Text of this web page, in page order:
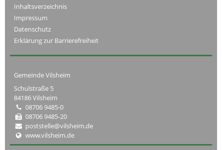
Inhaltsverzeichnis
Impressum
Datenschutz
Erklärung zur Barrierefreiheit
Gemeinde Vilsheim
Schulstraße 5
84186 Vilsheim
08706 9485-0
08706 9485-20
poststelle@vilsheim.de
www.vilsheim.de